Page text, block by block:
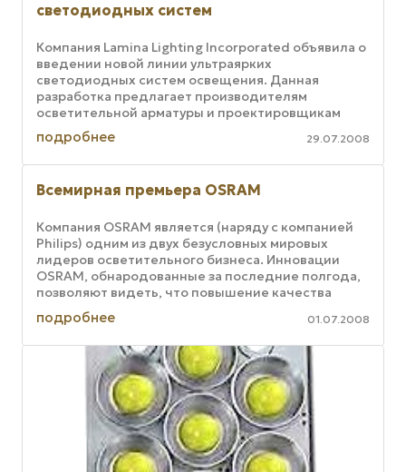
светодиодных систем
Компания Lamina Lighting Incorporated объявила о
введении новой линии ультраярких
светодиодных систем освещения. Данная
разработка предлагает производителям
осветительной арматуры и проектировщикам
освещения новые возможности в области
оперативного ...
подробнее 29.07.2008
Всемирная премьера OSRAM
Компания OSRAM является (наряду с компанией
Philips) одним из двух безусловных мировых
лидеров осветительного бизнеса. Инновации
OSRAM, обнародованные за последние полгода,
позволяют видеть, что повышение качества
продукции компания старается ...
подробнее 01.07.2008